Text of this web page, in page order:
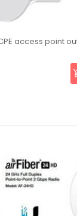
access point